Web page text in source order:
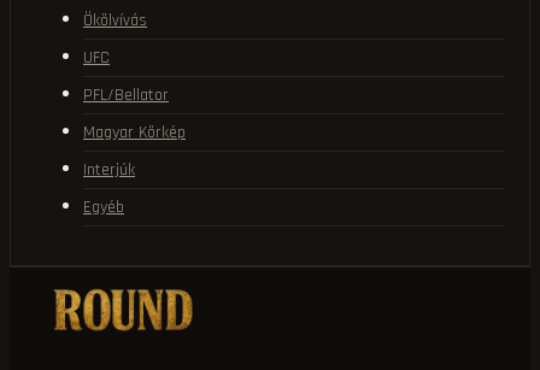
Ökölvívás
UFC
PFL/Bellator
Magyar Körkép
Interjúk
Egyéb